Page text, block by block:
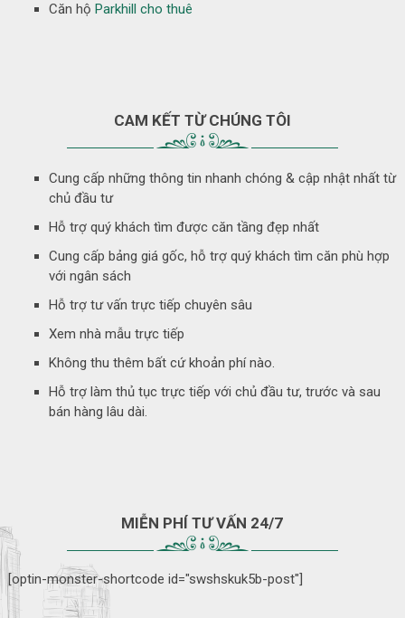
Căn hộ Parkhill cho thuê
CAM KẾT TỪ CHÚNG TÔI
Cung cấp những thông tin nhanh chóng & cập nhật nhất từ
chủ đầu tư
Hỗ trợ quý khách tìm được căn tầng đẹp nhất
Cung cấp bảng giá gốc, hỗ trợ quý khách tìm căn phù hợp
với ngân sách
Hỗ trợ tư vấn trực tiếp chuyên sâu
Xem nhà mẫu trực tiếp
Không thu thêm bất cứ khoản phí nào.
Hỗ trợ làm thủ tục trực tiếp với chủ đầu tư, trước và sau
bán hàng lâu dài.
MIỄN PHÍ TƯ VẤN 24/7
[optin-monster-shortcode id="swshskuk5b-post"]